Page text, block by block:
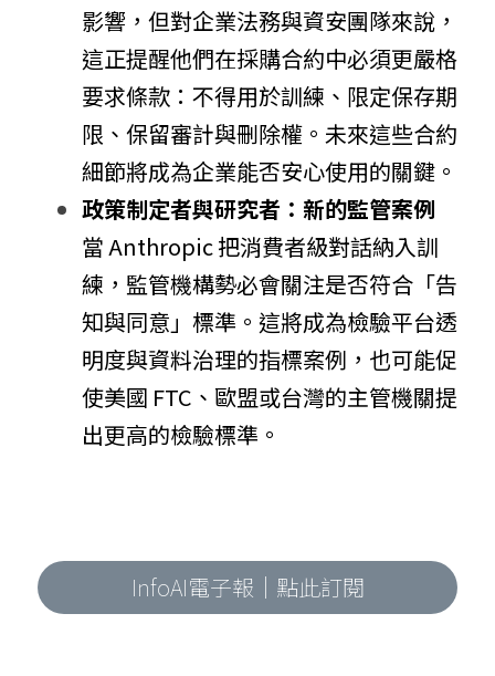
影響，但對企業法務與資安團隊來說，
這正提醒他們在採購合約中必須更嚴格
要求條款：不得用於訓練、限定保存期
限、保留審計與刪除權。未來這些合約
細節將成為企業能否安心使用的關鍵。
政策制定者與研究者：新的監管案例
當 Anthropic 把消費者級對話納入訓
練，監管機構勢必會關注是否符合「告
知與同意」標準。這將成為檢驗平台透
明度與資料治理的指標案例，也可能促
使美國 FTC、歐盟或台灣的主管機關提
出更高的檢驗標準。
InfoAI電子報｜點此訂閱